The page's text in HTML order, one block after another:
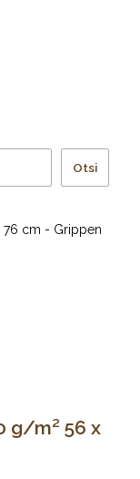
Otsi
g/m² 56 x